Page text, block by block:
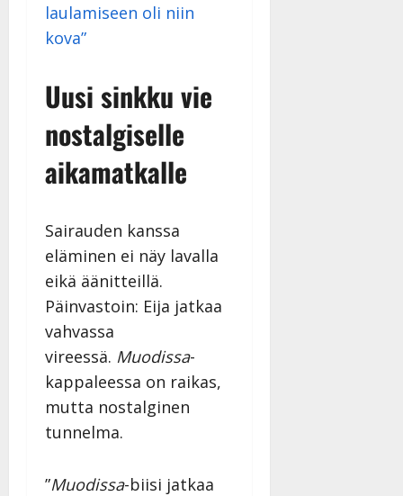
laulamiseen oli niin
kova”
Uusi sinkku vie
nostalgiselle
aikamatkalle
Sairauden kanssa
eläminen ei näy lavalla
eikä äänitteillä.
Päinvastoin: Eija jatkaa
vahvassa
vireessä. Muodissa-
kappaleessa on raikas,
mutta nostalginen
tunnelma.
”Muodissa-biisi jatkaa